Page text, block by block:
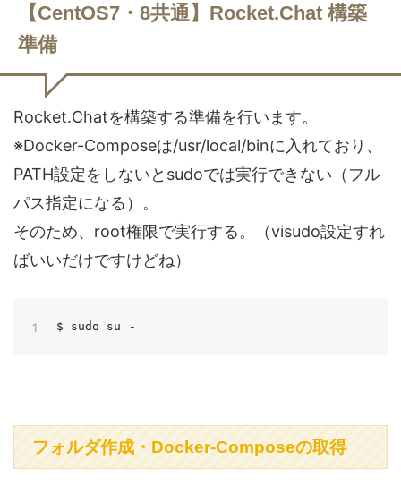
【CentOS7・8共通】Rocket.Chat 構築
準備
Rocket.Chatを構築する準備を行います。
※Docker-Composeは/usr/local/binに入れており、
PATH設定をしないとsudoでは実行できない（フル
パス指定になる）。
そのため、root権限で実行する。（visudo設定すれ
ばいいだけですけどね）
$ sudo su -
フォルダ作成・Docker-Composeの取得